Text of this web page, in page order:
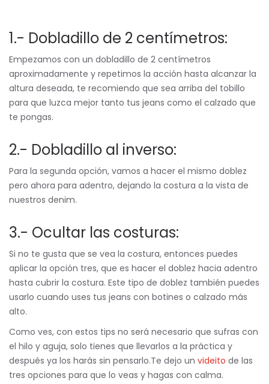
1.- Dobladillo de 2 centímetros:
Empezamos con un dobladillo de 2 centímetros
aproximadamente y repetimos la acción hasta alcanzar la
altura deseada, te recomiendo que sea arriba del tobillo
para que luzca mejor tanto tus jeans como el calzado que
te pongas.
2.- Dobladillo al inverso:
Para la segunda opción, vamos a hacer el mismo doblez
pero ahora para adentro, dejando la costura a la vista de
nuestros denim.
3.- Ocultar las costuras:
Si no te gusta que se vea la costura, entonces puedes
aplicar la opción tres, que es hacer el doblez hacia adentro
hasta cubrir la costura. Este tipo de doblez también puedes
usarlo cuando uses tus jeans con botines o calzado más
alto.
Como ves, con estos tips no será necesario que sufras con
el hilo y aguja, solo tienes que llevarlos a la práctica y
después ya los harás sin pensarlo.Te dejo un videito de las
tres opciones para que lo veas y hagas con calma.